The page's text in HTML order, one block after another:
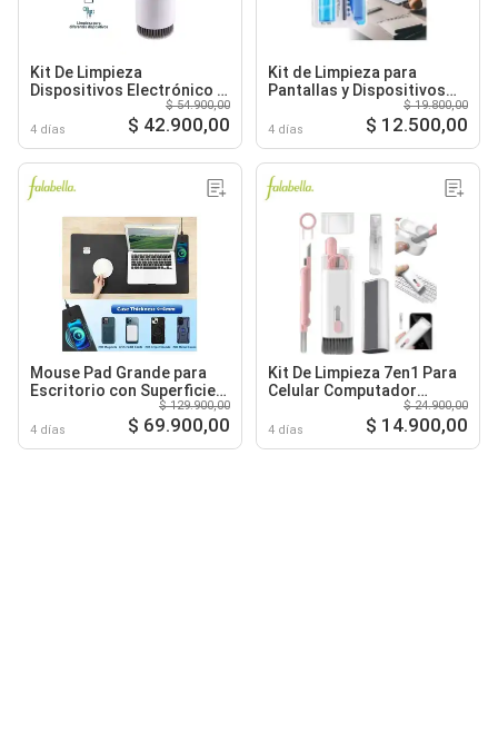
Kit De Limpieza
Dispositivos Electrónico +
4 días
$ 54.900,00
$ 42.900,00
Kit de Limpieza para
Pantallas y Dispositivos
4 días
$ 19.800,00
$ 12.500,00
Mouse Pad Grande para
Escritorio con Superficie
Suave y Facil Limpieza
4 días
$ 129.900,00
$ 69.900,00
Kit De Limpieza 7en1 Para
Celular Computador
Audífonos PC Teclado
4 días
$ 24.900,00
$ 14.900,00